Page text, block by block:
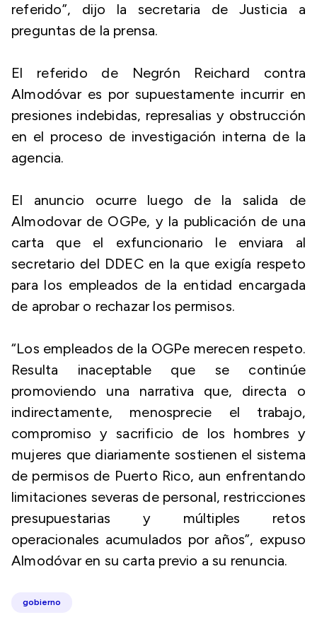
referido”, dijo la secretaria de Justicia a
preguntas de la prensa.
El referido de Negrón Reichard contra
Almodóvar es por supuestamente incurrir en
presiones indebidas, represalias y obstrucción
en el proceso de investigación interna de la
agencia.
El anuncio ocurre luego de la salida de
Almodovar de OGPe, y la publicación de una
carta que el exfuncionario le enviara al
secretario del DDEC en la que exigía respeto
para los empleados de la entidad encargada
de aprobar o rechazar los permisos.
“Los empleados de la OGPe merecen respeto.
Resulta inaceptable que se continúe
promoviendo una narrativa que, directa o
indirectamente, menosprecie el trabajo,
compromiso y sacrificio de los hombres y
mujeres que diariamente sostienen el sistema
de permisos de Puerto Rico, aun enfrentando
limitaciones severas de personal, restricciones
presupuestarias y múltiples retos
operacionales acumulados por años”, expuso
Almodóvar en su carta previo a su renuncia.
gobierno